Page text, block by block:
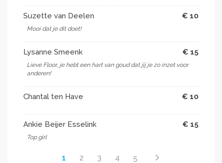
Suzette van Deelen € 10
Mooi dat je dit doet!
Lysanne Smeenk € 15
Lieve Floor, je hebt een hart van goud dat jij je zo inzet voor
anderen!
Chantal ten Have € 10
Ankie Beijer Esselink € 15
Top girl
1 2 3 4 5